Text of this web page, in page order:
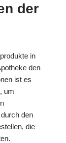
der
in
den
ist es
um
den
die